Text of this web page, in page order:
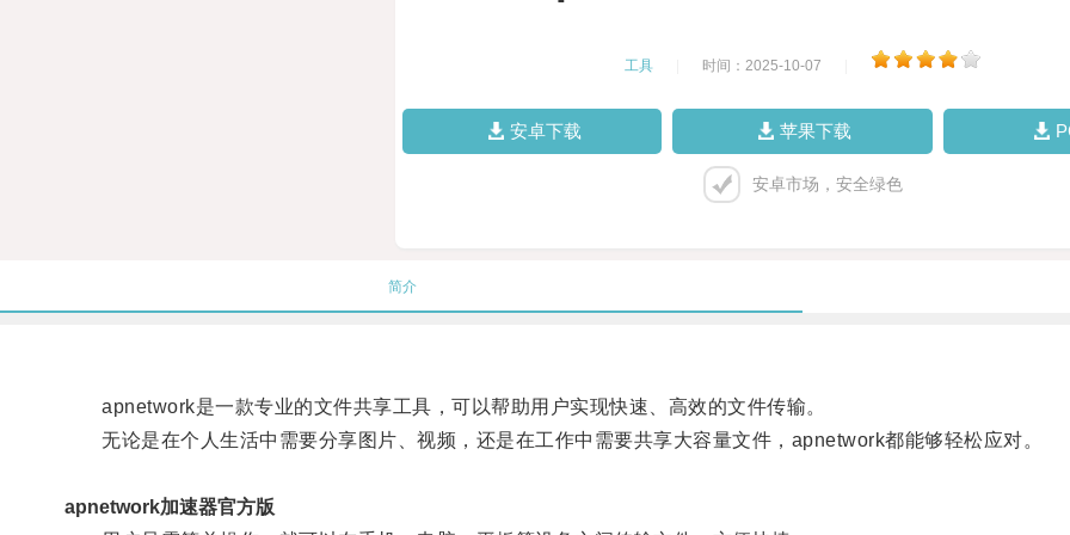
工具 时间：2025-10-07
安卓下载 苹果下载
安卓市场，安全绿色
简介
apnetwork是一款专业的文件共享工具，可以帮助用户实现快速、高效的文件传输。
无论是在个人生活中需要分享图片、视频，还是在工作中需要共享大容量文件，apnetwork都能够轻松应对。
apnetwork加速器官方版